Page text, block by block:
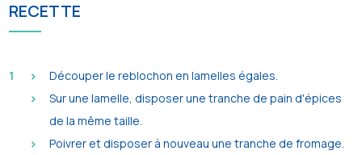
RECETTE
Découper le reblochon en lamelles égales.
Sur une lamelle, disposer une tranche de pain d'épices
de la même taille.
Poivrer et disposer à nouveau une tranche de fromage.